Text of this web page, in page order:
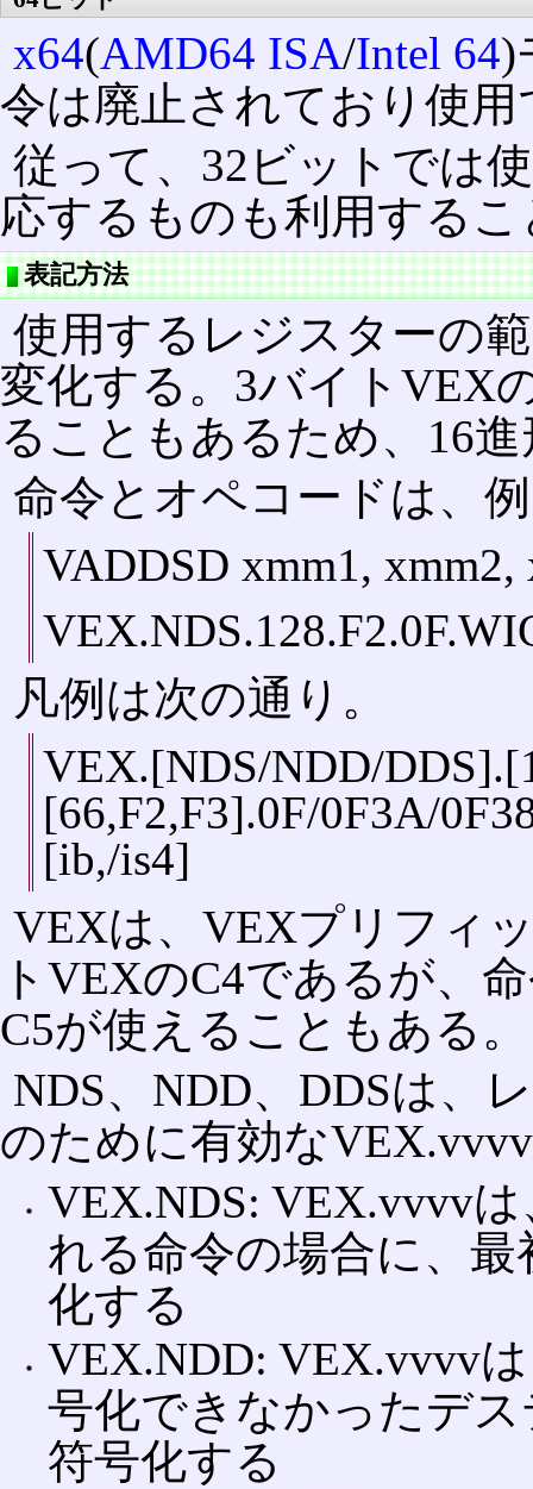
x64(AMD64 ISA/Intel 64)
令は廃止されており使
従って、32ビットでは
応するものも利用する
表記方法
使用するレジスターの
変化する。3バイトVEX
ることもあるため、16
命令とオペコードは、
VADDSD xmm1, xmm2,
凡例は次の通り。
VEX.[NDS/NDD/
[66,F2,F3].0F/0F3A/
[ib,/is4]
VEXは、VEXプリフィ
トVEXのC4であるが、
C5が使えることもある。
NDS、NDD、DDSは、
のために有効な
VEX.NDS: VEX.vvvv
れる命令の場合に、
化する
VEX.NDD: VEX.vvvv
号化できなかったデ
符号化する